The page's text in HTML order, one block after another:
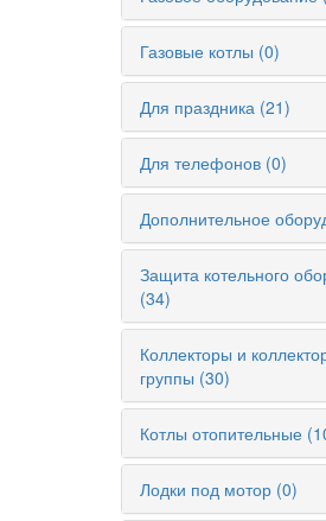
Газовые котлы (0)
Для праздника (21)
Для телефонов (0)
Дополнительное
Защита котельного
(34)
Коллекторы и
группы (30)
Котлы отопительные
Лодки под мотор (0)